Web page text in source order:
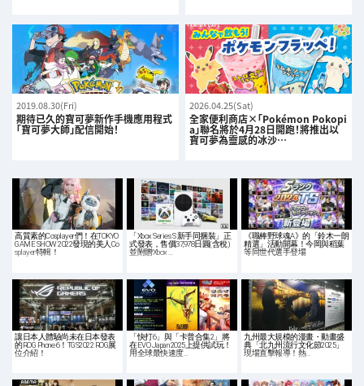
2019.08.30(Fri)
期待已久的寶可夢新作手機應用程式
「寶可夢大師」配信開始！
2026.04.25(Sat)
全家便利商店×「Pokémon Pokopi
a」聯名將於4月28日開跑！將推出以
寶可夢為靈感的冰沙…
高質素的Cosplayer們！在TOKYO
GAME SHOW 2022發現的美人Co
splayer特輯！
「Xbox Series S 新手同捆裝」正
式發表，售價37,978日圓(含稅)
並附贈Xbox …
《職棒野球魂A》的「鈴木一朗
精選」活動開幕！今岡與稻葉
等同世代選手登場
讓日本人體驗尚未在日本發表
的ROG Phone 6！TGS2022 ROG展
位介紹！
「快打6」與「卡普合集2」將
在EVO Japan 2025上提供試玩！
用全球最快速度…
九州最大規模的漫畫・動畫盛
典「北九州流行文化節2025」
現場直擊報導！熱…